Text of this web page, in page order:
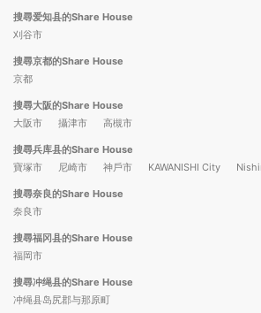
搜尋爱知县的Share House
刈谷市
搜尋京都的Share House
京都
搜尋大阪的Share House
大阪市
攝津市 高槻市
搜尋兵库县的Share House
寶塚市
尼崎市 神戶市 KAWANISHI City
搜尋奈良的Share House
奈良市
搜尋福冈县的Share House
福岡市
搜尋冲绳县的Share House
冲绳县岛尻郡与那原町